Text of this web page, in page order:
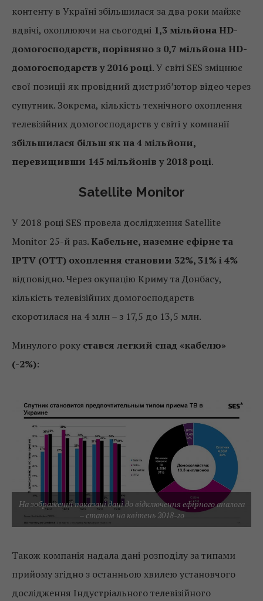
контенту в Україні збільшилася за два роки майже
вдвічі, охоплюючи на сьогодні 1,3 мільйона HD-
домогосподарств, порівняно з 0,7 мільйона HD-
домогосподарств у 2016 році. У світі SES зміцнює
свої позиції як провідний дистриб’ютор відео через
супутник. Зокрема, кількість технічного охоплення
телевізійних домогосподарств у світі у компанії
збільшилася більш як на 4 мільйони,
перевищивши 145 мільйонів у 2018 році.
Satellite Monitor
У 2018 році SES провела дослідження Satellite
Monitor 25-й раз. Кабельне, наземне ефірне та
IPTV (ОТТ) охоплення становии 32%, 31% і 4%
відповідно. Через окупацію Криму та Донбасу,
кількість телевізійних домогосподарств
скоротилася на 4 млн – з 17,5 до 13,5 млн.
Минулого року стався легкий спад «кабелю»
(-2%):
На зображенні показані дані до відключення ефірного аналога
– станом на квітень 2018-го
Також компанія надала дані розподілу за типами
прийому згідно з останньою хвилею установчого
дослідження Індустріального телевізійного